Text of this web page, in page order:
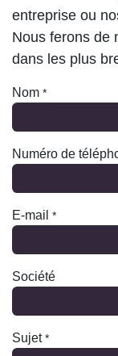
entreprise ou
Nous ferons de
dans les plus
Nom *
Numéro de
E-mail *
Société
Sujet *